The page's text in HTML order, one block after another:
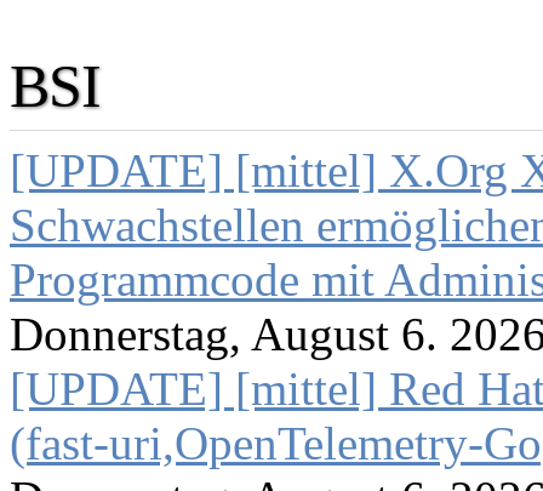
BSI
[UPDATE] [mittel] X.Org
Schwachstellen
Programmcode mit
Donnerstag, August 6.
[UPDATE] [mittel] Red
(fast-uri,OpenTelemetry-